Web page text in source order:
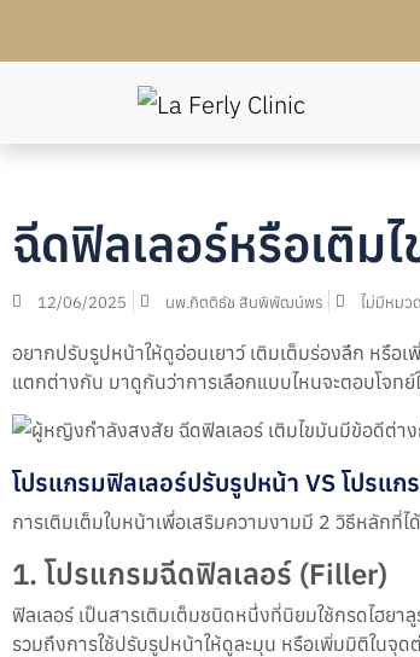
ฉีดฟิลเลอร์หรือเติม
12/06/2025 นพ.กิตติธัช สินพิพัฒน์พร ไม่มีหมว
อยากปรับรูปหน้าให้ดูอ่อนเยาว์ เติมเต็มร่องลึก หรือ
แตกต่างกัน มาดูกันว่าการเลือกแบบไหนจะตอบโจ
โปรแกรมฟิลเลอร์ปรับรูปหน้า VS โปรแก
การเติมเต็มใบหน้าเพื่อเสริมความงามมี 2 วิธีหลักที่
1. โปรแกรมฉีดฟิลเลอร์ (Filler)
ฟิลเลอร์ เป็นสารเติมเต็มชนิดหนึ่งที่นิยมใช้กรดไฮย
รวมถึงการใช้ปรับรูปหน้าให้ดูละมุน หรือเพิ่มมิติในจุ